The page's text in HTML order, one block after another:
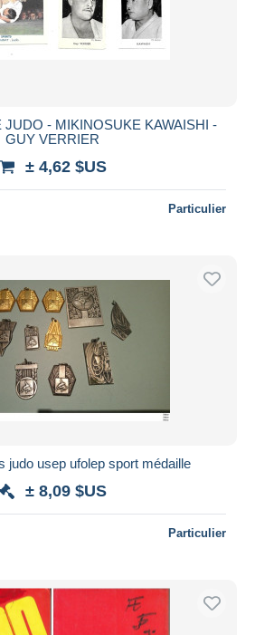
JUDO - MIKINOSUKE KAWAISHI -
GUY VERRIER
± 4,62 $US
Particulier
judo usep ufolep sport médaille
± 8,09 $US
Particulier